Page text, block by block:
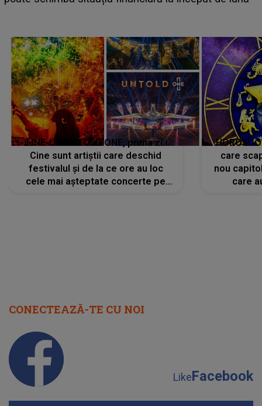
LINE-UP UNTOLD ONE, prima zi.
Cine sunt artiștii care deschid
festivalul și de la ce ore au loc
cele mai așteptate concerte pe
care
nou
care
CONECTEAZĂ-TE CU NOI
LikeFacebook